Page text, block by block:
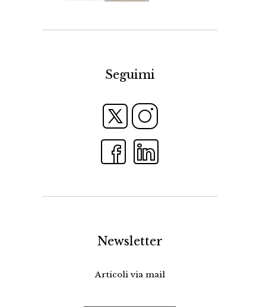
Seguimi
Newsletter
Articoli via mail